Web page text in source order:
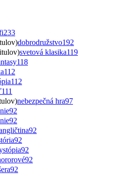
233
dobrodružstvo192
svetová klasika119
118
112
112
111
nebezpečná hra97
92
92
92
92
92
92
92